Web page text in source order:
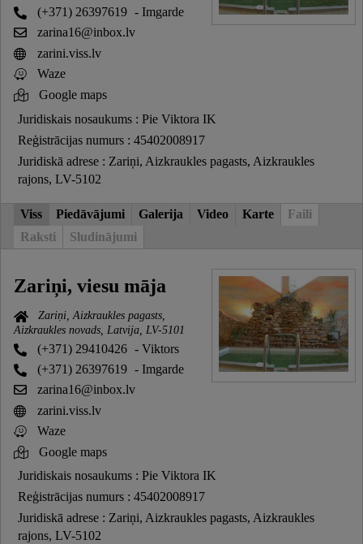
(+371) 26397619 - Imgarde
zarina16@inbox.lv
zarini.viss.lv
Waze
Google maps
Juridiskais nosaukums : Pie Viktora IK
Reģistrācijas numurs : 45402008917
Juridiskā adrese : Zariņi, Aizkraukles pagasts, Aizkraukles
rajons, LV-5102
Viss Piedāvājumi Galerija Video Karte
Faili
Raksti
Sludinājumi
Zariņi, viesu māja
Zariņi, Aizkraukles pagasts,
Aizkraukles novads, Latvija, LV-5101
(+371) 29410426 - Viktors
(+371) 26397619 - Imgarde
zarina16@inbox.lv
zarini.viss.lv
Waze
Google maps
Juridiskais nosaukums : Pie Viktora IK
Reģistrācijas numurs : 45402008917
Juridiskā adrese : Zariņi, Aizkraukles pagasts, Aizkraukles
rajons, LV-5102